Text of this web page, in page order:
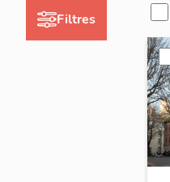
Filtres